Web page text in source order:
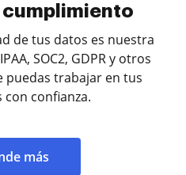
de tus datos es nuestra
SOC2, GDPR y otros
puedas trabajar en tus
confianza.
más